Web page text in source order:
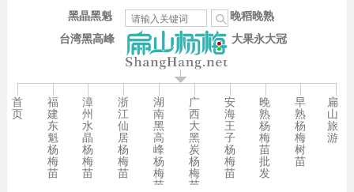
台湾黑高峰
晚稻晚熟
大果永大冠
黑晶黑魁
首
页
福
建
东
魁
杨
梅
苗
漳
州
水
晶
杨
梅
苗
浙
江
仙
居
杨
梅
苗
湖
南
黑
高
峰
杨
梅
苗
广
西
大
黑
炭
杨
梅
苗
安
海
王
子
杨
梅
苗
晚
熟
杨
梅
苗
批
发
早
熟
杨
梅
树
苗
扁
山
旅
游